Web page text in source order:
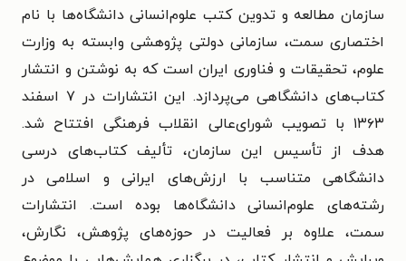
سازمان مطالعه و تدوین کتب علوم‌انسانی دانشگاه‌ها با نام
اختصاری سمت، سازمانی دولتی پژوهشی وابسته به وزارت
علوم، تحقیقات و فناوری ایران است که به نوشتن و انتشار
کتاب‌های دانشگاهی می‌پردازد. این انتشارات در ۷ اسفند
۱۳۶۳ با تصویب شورای‌عالی انقلاب فرهنگی افتتاح شد.
هدف از تأسیس این سازمان، تألیف کتاب‌های درسی
دانشگاهی متناسب با ارزش‌های ایرانی و اسلامی در
رشته‌های علوم‌انسانی دانشگاه‌ها بوده ‌است. انتشارات
سمت، علاوه بر فعالیت در حوزه‌های پژوهش، نگارش،